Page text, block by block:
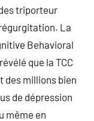
triporteur
La
Behavioral
que la TCC
des millions bien
de dépression
même en